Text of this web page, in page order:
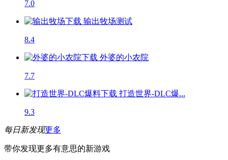
7.0
输出牧场测试
8.4
外婆的小农院
7.7
打造世界-DLC爆...
9.3
每日新发现更多
带你发现更多有意思的新游戏